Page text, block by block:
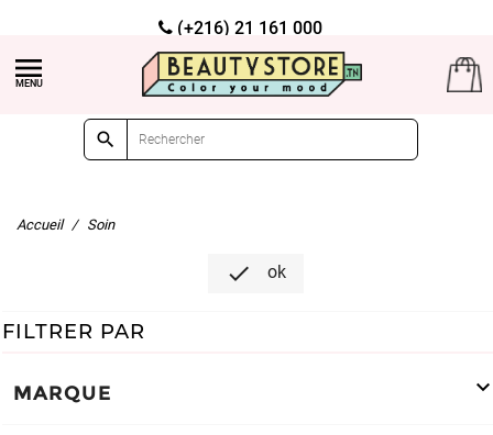
Livraison gratuite à partir de 99dt d'achat


Accueil Soin
 ok
FILTRER PAR
MARQUE